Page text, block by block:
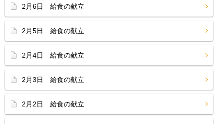
2月6日 給食の献立
2月5日 給食の献立
2月4日 給食の献立
2月3日 給食の献立
2月2日 給食の献立